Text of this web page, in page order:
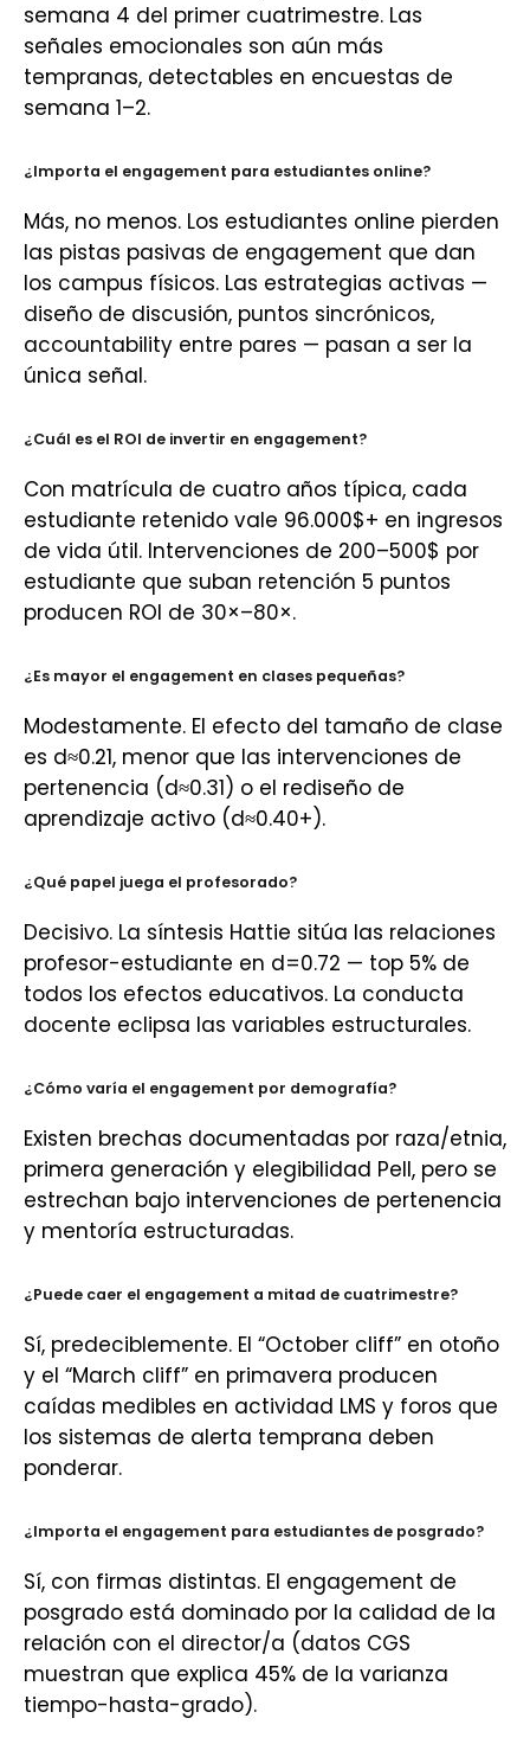
semana 4 del primer cuatrimestre. Las
señales emocionales son aún más
tempranas, detectables en encuestas de
semana 1–2.
¿Importa el engagement para estudiantes online?
Más, no menos. Los estudiantes online pierden
las pistas pasivas de engagement que dan
los campus físicos. Las estrategias activas —
diseño de discusión, puntos sincrónicos,
accountability entre pares — pasan a ser la
única señal.
¿Cuál es el ROI de invertir en engagement?
Con matrícula de cuatro años típica, cada
estudiante retenido vale 96.000$+ en ingresos
de vida útil. Intervenciones de 200–500$ por
estudiante que suban retención 5 puntos
producen ROI de 30×–80×.
¿Es mayor el engagement en clases pequeñas?
Modestamente. El efecto del tamaño de clase
es d≈0.21, menor que las intervenciones de
pertenencia (d≈0.31) o el rediseño de
aprendizaje activo (d≈0.40+).
¿Qué papel juega el profesorado?
Decisivo. La síntesis Hattie sitúa las relaciones
profesor-estudiante en d=0.72 — top 5% de
todos los efectos educativos. La conducta
docente eclipsa las variables estructurales.
¿Cómo varía el engagement por demografía?
Existen brechas documentadas por raza/etnia,
primera generación y elegibilidad Pell, pero se
estrechan bajo intervenciones de pertenencia
y mentoría estructuradas.
¿Puede caer el engagement a mitad de cuatrimestre?
Sí, predeciblemente. El “October cliff” en otoño
y el “March cliff” en primavera producen
caídas medibles en actividad LMS y foros que
los sistemas de alerta temprana deben
ponderar.
¿Importa el engagement para estudiantes de posgrado?
Sí, con firmas distintas. El engagement de
posgrado está dominado por la calidad de la
relación con el director/a (datos CGS
muestran que explica 45% de la varianza
tiempo-hasta-grado).